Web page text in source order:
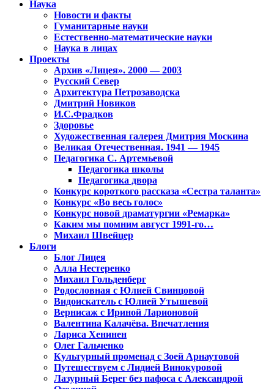
Наука
Новости и факты
Гуманитарные науки
Естественно-математические науки
Наука в лицах
Проекты
Архив «Лицея». 2000 — 2003
Русский Север
Архитектура Петрозаводска
Дмитрий Новиков
И.С.Фрадков
Здоровье
Художественная галерея Дмитрия Москина
Великая Отечественная. 1941 — 1945
Педагогика С. Артемьевой
Педагогика школы
Педагогика двора
Конкурс короткого рассказа «Сестра таланта»
Конкурс «Во весь голос»
Конкурс новой драматургии «Ремарка»
Каким мы помним август 1991-го…
Михаил Швейцер
Блоги
Блог Лицея
Алла Нестеренко
Михаил Гольденберг
Родословная с Юлией Свинцовой
Видоискатель с Юлией Утышевой
Вернисаж с Ириной Ларионовой
Валентина Калачёва. Впечатления
Лариса Хенинен
Олег Гальченко
Культурный променад с Зоей Арнаутовой
Путешествуем с Лидией Винокуровой
Лазурный Берег без пафоса с Александрой